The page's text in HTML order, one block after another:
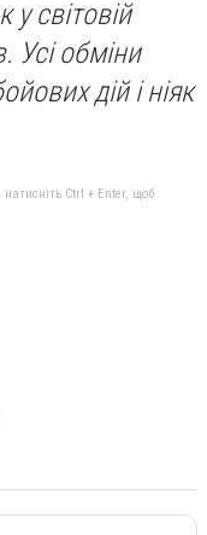
світовій
Усі обміни
дій і ніяк
Ctrl + Enter, щоб